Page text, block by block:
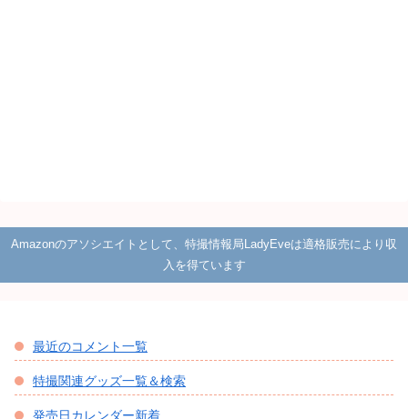
Amazonのアソシエイトとして、特撮情報局LadyEveは適格販売により収
入を得ています
最近のコメント一覧
特撮関連グッズ一覧＆検索
発売日カレンダー新着